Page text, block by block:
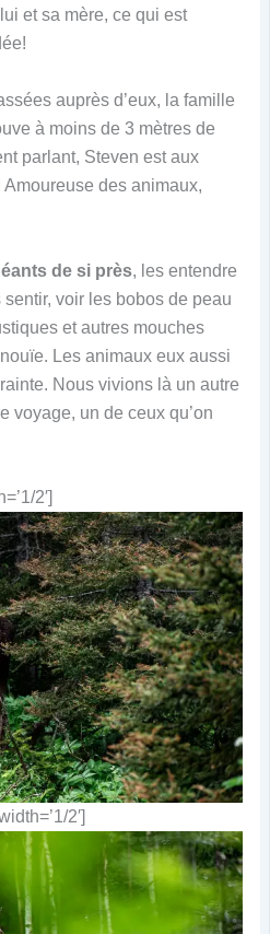
et sa mère, ce qui est
auprès d’eux, la famille
à moins de 3 mètres de
parlant, Steven est aux
des animaux,
de si près, les entendre
voir les bobos de peau
et autres mouches
Les animaux eux aussi
Nous vivions là un autre
voyage, un de ceux qu’on
2′]
2′]